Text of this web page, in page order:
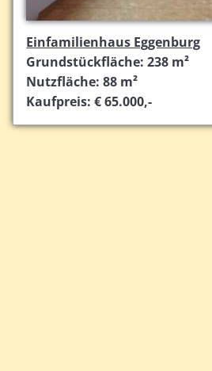
Einfamilienhaus Eggenburg
Grundstückfläche: 238 m²
Nutzfläche: 88 m²
Kaufpreis: € 65.000,-